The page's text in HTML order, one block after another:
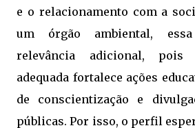
e o relacionamento com a
um órgão ambiental,
relevância adicional, pois
adequada fortalece ações
de conscientização e
públicas. Por isso, o perfil